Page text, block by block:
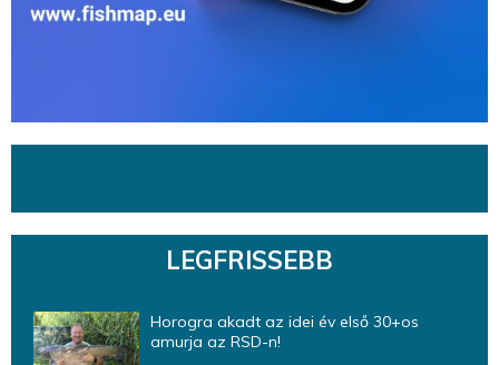
LEGFRISSEBB
Horogra akadt az idei év első 30+os
amurja az RSD-n!